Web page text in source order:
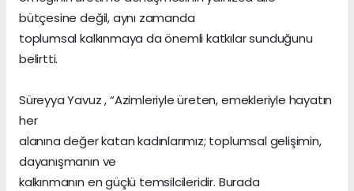
bütçesine değil, aynı zamanda
toplumsal kalkınmaya da önemli katkılar sunduğunu
belirtti.
Süreyya Yavuz , “Azimleriyle üreten, emekleriyle hayatın
her
alanına değer katan kadınlarımız; toplumsal gelişimin,
dayanışmanın ve
kalkınmanın en güçlü temsilcileridir. Burada